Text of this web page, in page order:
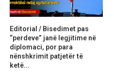
Editorial / Bisedimet pas
“perdeve” janë legjitime në
diplomaci, por para
nënshkrimit patjetër të
ketë...